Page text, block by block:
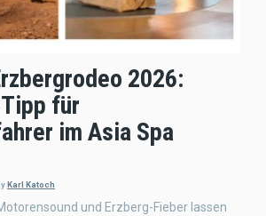
2026:
für
im Asia Spa
Karl Katoch
und Erzberg-Fieber lassen